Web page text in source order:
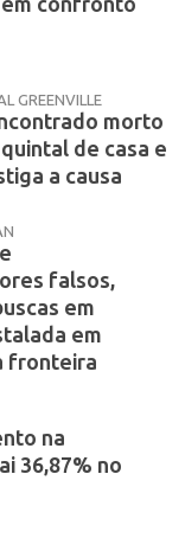
GREENVILLE
morto
de casa e
a causa
falsos,
em
em
fronteira
na
36,87% no